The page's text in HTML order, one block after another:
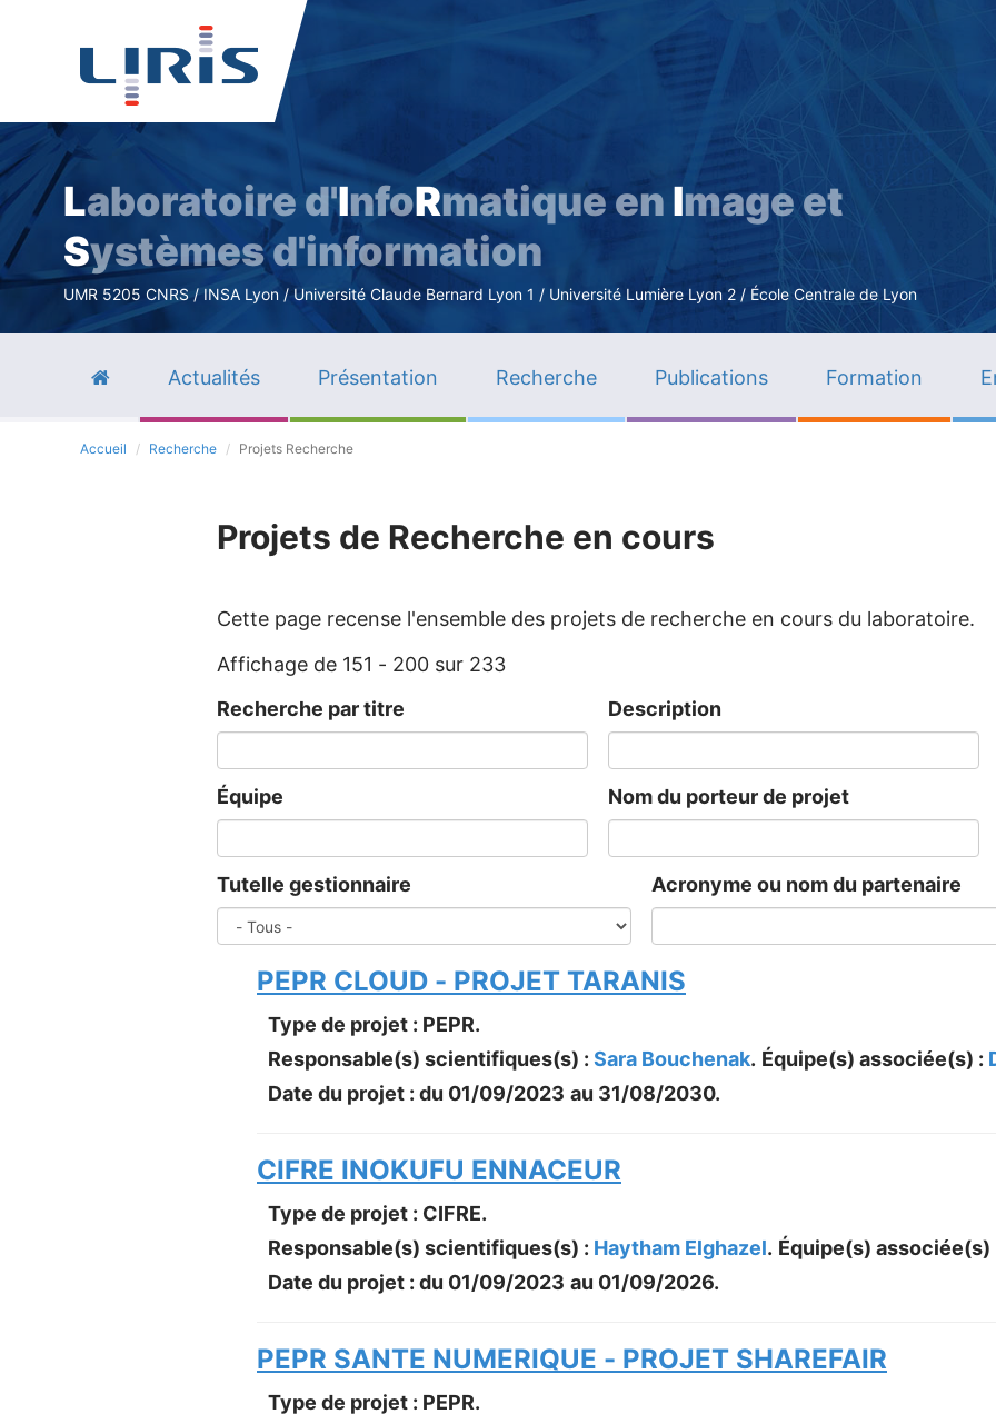
principal
Laboratoire d'InfoRmatique en Image et
Systèmes d'information
UMR 5205 CNRS / INSA Lyon / Université Claude Bernard Lyon 1 / Université Lumière Lyon 2 / École Centrale de Lyon
Actualités Présentation Recherche Publications Formation
Accueil Recherche Projets Recherche
Projets de Recherche en cours
Cette page recense l'ensemble des projets de recherche en cours du laboratoire.
Affichage de 151 - 200 sur 233
Recherche par titre
Description
Équipe Nom du porteur de projet
Tutelle gestionnaire Acronyme ou nom du partenaire
PEPR CLOUD - PROJET TARANIS
Type de projet : PEPR.
Responsable(s) scientifiques(s) : Sara Bouchenak. Équipe(s) associée(s) :
Date du projet : du 01/09/2023 au 31/08/2030.
CIFRE INOKUFU ENNACEUR
Type de projet : CIFRE.
Responsable(s) scientifiques(s) : Haytham Elghazel. Équipe(s) associée(s)
Date du projet : du 01/09/2023 au 01/09/2026.
PEPR SANTE NUMERIQUE - PROJET SHAREFAIR
Type de projet : PEPR.